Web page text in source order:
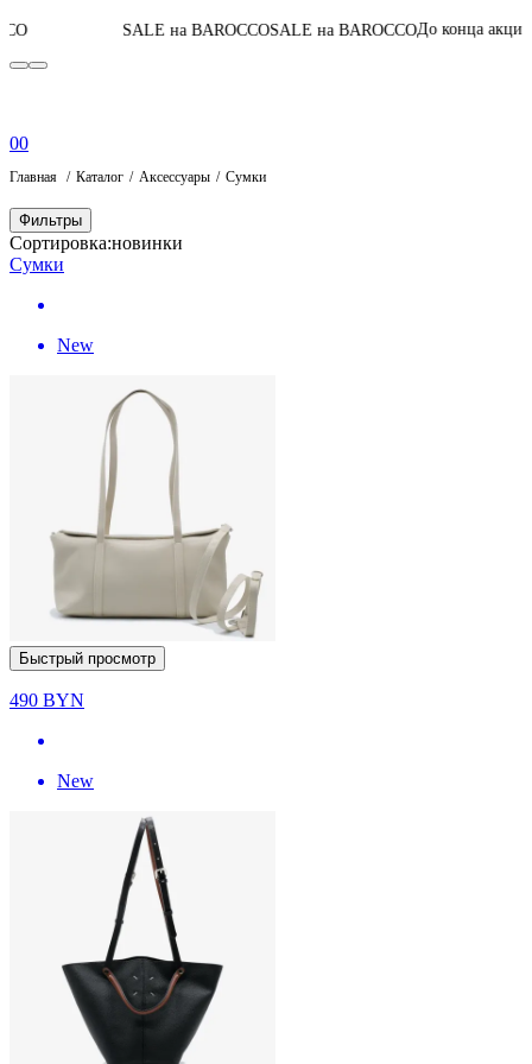
SALE на BAROCCOSALE на BAROCCOДо конца акции06: 00:36:16
00
Главная Каталог Аксессуары Сумки
Фильтры
Сортировка:новинки
Сумки
New
Быстрый просмотр
490 BYN
New